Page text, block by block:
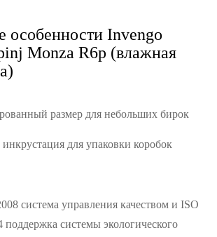
особенности Invengo
Monza R6p (влажная
размер для небольших бирок
для упаковки коробок
система управления качеством и ISO
поддержка системы экологического